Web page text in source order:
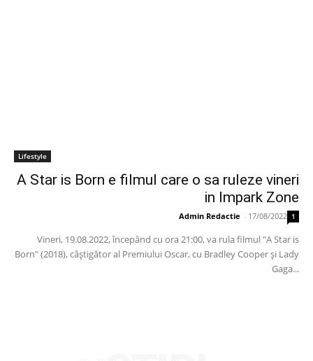
Lifestyle
A Star is Born e filmul care o sa ruleze vineri
in Impark Zone
Admin Redactie - 17/08/2022 1
Vineri, 19.08.2022, începând cu ora 21:00, va rula filmul "A Star is
Born" (2018), câștigător al Premiului Oscar, cu Bradley Cooper și Lady
Gaga...